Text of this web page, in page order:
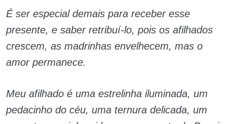
É ser especial demais para receber esse
presente, e saber retribuí-lo, pois os afilhados
crescem, as madrinhas envelhecem, mas o
amor permanece.
Meu afilhado é uma estrelinha iluminada, um
pedacinho do céu, uma ternura delicada, um